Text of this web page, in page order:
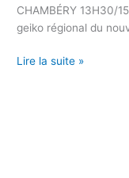
CHAMBÉRY 13H30/
geiko régional du
Lire la suite »